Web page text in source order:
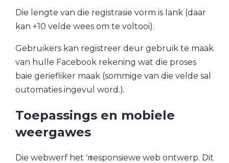
Die lengte van die registrasie vorm is lank (daar
kan +10 velde wees om te voltooi).
Gebruikers kan registreer deur gebruik te maak
van hulle Facebook rekening wat die proses
baie geriefliker maak (sommige van die velde sal
outomaties ingevul word.).
Toepassings en mobiele
weergawes
Die webwerf het ŉ responsiewe web ontwerp. Dit